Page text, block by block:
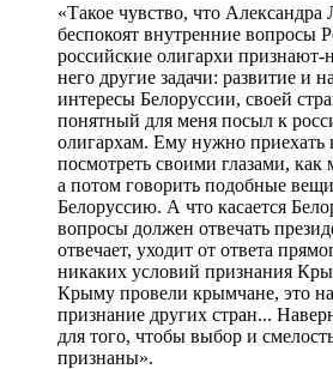
«Такое чувство, что
беспокоят внутренние вопросы
российские олигархи
него другие задачи: развитие и
интересы Белоруссии, своей
понятный для меня посыл к
олигархам. Ему нужно
посмотреть своими глазами, как
а потом говорить подобные
Белоруссию. А что касается
вопросы должен отвечать
отвечает, уходит от ответа
никаких условий признания
Крыму провели крымчане, это
признание других стран...
для того, чтобы выбор и
признаны».